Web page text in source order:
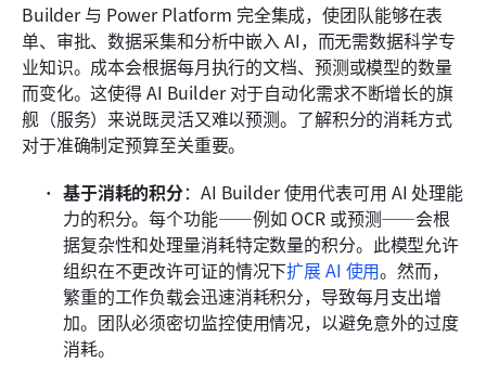
Builder 与 Power Platform 完全集成，使团队能够在表
单、审批、数据采集和分析中嵌入 AI，而无需数据科学专
业知识。成本会根据每月执行的文档、预测或模型的数量
而变化。这使得 AI Builder 对于自动化需求不断增长的旗
舰（服务）来说既灵活又难以预测。了解积分的消耗方式
对于准确制定预算至关重要。
基于消耗的积分：AI Builder 使用代表可用 AI 处理能
力的积分。每个功能——例如 OCR 或预测——会根
据复杂性和处理量消耗特定数量的积分。此模型允许
组织在不更改许可证的情况下扩展 AI 使用。然而，
繁重的工作负载会迅速消耗积分，导致每月支出增
加。团队必须密切监控使用情况，以避免意外的过度
消耗。